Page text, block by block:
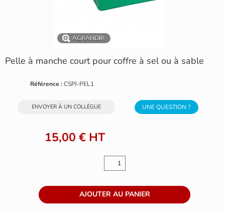
AGRANDIR
Pelle à manche court pour coffre à sel ou à sable
Référence : CSPJ-PEL1
UNE QUESTION ?
ENVOYER À UN COLLÈGUE
15,00 € HT